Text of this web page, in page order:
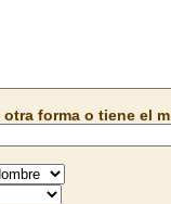
forma o tiene el